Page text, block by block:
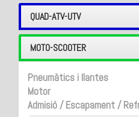
QUAD-ATV-UTV
MOTO-SCOOTER
Pneumàtics i llantes
Motor
Admisió / Escapament /